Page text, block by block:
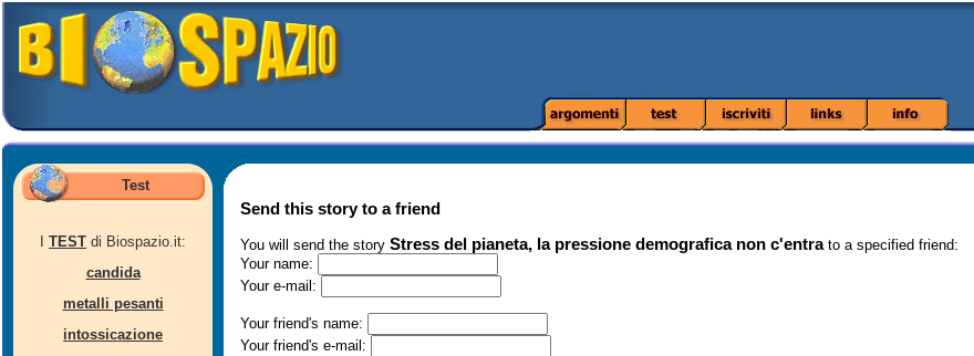
Test
TEST di Biospazio.it:
candida
metalli pesanti
intossicazione
Send this story to a friend
You will send the story Stress del pianeta, la pressione demografica non c'entra to a specified friend:
Your name:
Your e-mail:
Your friend's name:
Your friend's e-mail: